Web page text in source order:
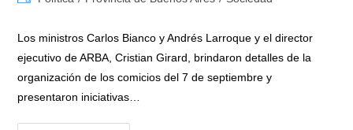
la
Los ministros Carlos Bianco y Andrés Larroque y el director
ejecutivo de ARBA, Cristian Girard, brindaron detalles de la
organización de los comicios del 7 de septiembre y
presentaron iniciativas…